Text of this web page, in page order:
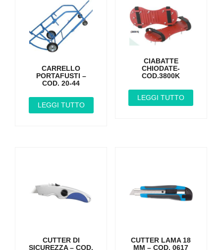
CARRELLO
PORTAFUSTI –
COD. 20-44
LEGGI TUTTO
CIABATTE
CHIODATE-
COD.3800K
LEGGI TUTTO
CUTTER DI
SICUREZZA – COD.
CUTTER LAMA 18
MM – COD. 0617